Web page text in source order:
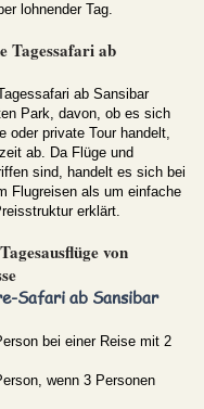
lohnender Tag.
Tagessafari ab
ab Sansibar
Park, davon, ob es sich
oder private Tour handelt,
ab. Da Flüge und
sind, handelt es sich bei
Flugreisen als um einfache
erklärt.
von
Safari ab Sansibar
bei einer Reise mit 2
wenn 3 Personen